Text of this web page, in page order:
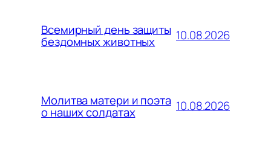
Всемирный день защиты
бездомных животных 10.08.2026
Молитва матери и поэта
о наших солдатах 10.08.2026